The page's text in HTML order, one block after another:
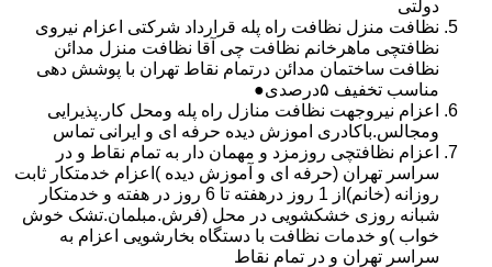
دولتی
نظافت منزل نظافت راه پله قرارداد شرکتی اعزام نیروی
نظافتچی ماهرخانم نظافت چی آقا نظافت منزل مدائن
نظافت ساختمان مدائن درتمام نقاط تهران با پوشش دهی
مناسب تخفیف ۵درصدی●
اعزام نیروجهت نظافت منازل راه پله ومحل کار.پذیرایی
ومجالس.باکادری اموزش دیده حرفه ای و ایرانی تماس
اعزام نظافتچی روزمزد و مهمان دار به تمام نقاط و در
سراسر تهران (حرفه ای و آموزش دیده )اعزام خدمتکار ثابت
روزانه (خانم)از 1 روز درهفته تا 6 روز در هفته و خدمتکار
شبانه روزی خشکشویی در محل (فرش.مبلمان.تشک خوش
خواب )و خدمات نظافت با دستگاه بخارشویی اعزام به
سراسر تهران و در تمام نقاط